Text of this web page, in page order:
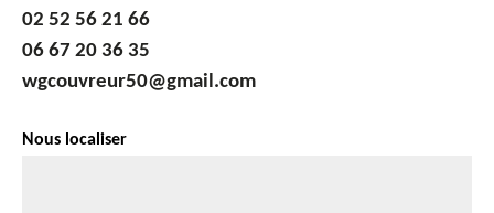
02 52 56 21 66
06 67 20 36 35
wgcouvreur50@gmail.com
Nous localiser